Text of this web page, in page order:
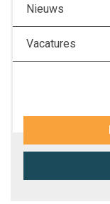
Nieuws
Vacatures